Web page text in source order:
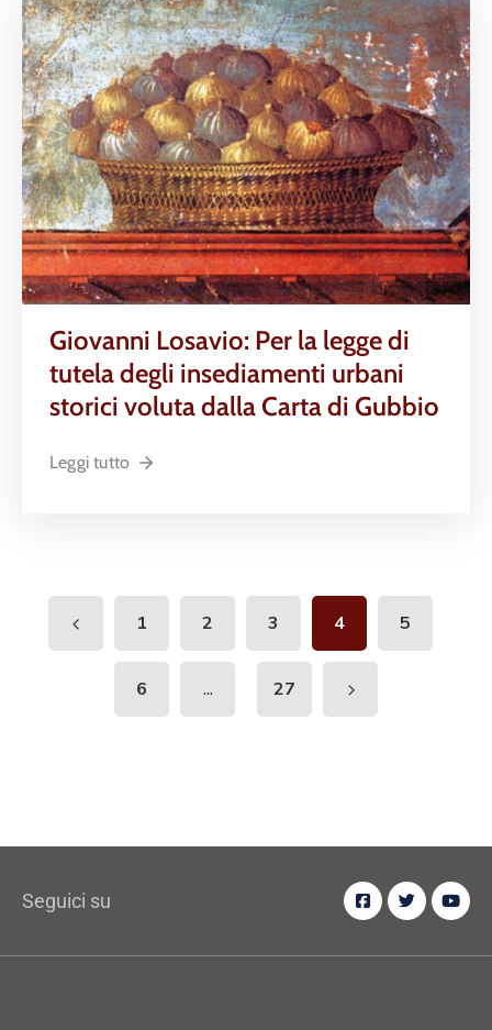
Giovanni Losavio: Per la legge di
tutela degli insediamenti urbani
storici voluta dalla Carta di Gubbio
Leggi tutto
1 2 3 4 5
6 ... 27
Seguici su